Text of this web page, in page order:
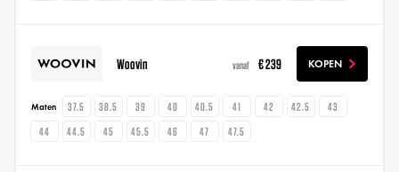
Woovin vanaf € 239 KOPEN
Maten 37.5 38.5 39 40 40.5 41 42 42.5
43
44
44.5 45 45.5 46 47 47.5